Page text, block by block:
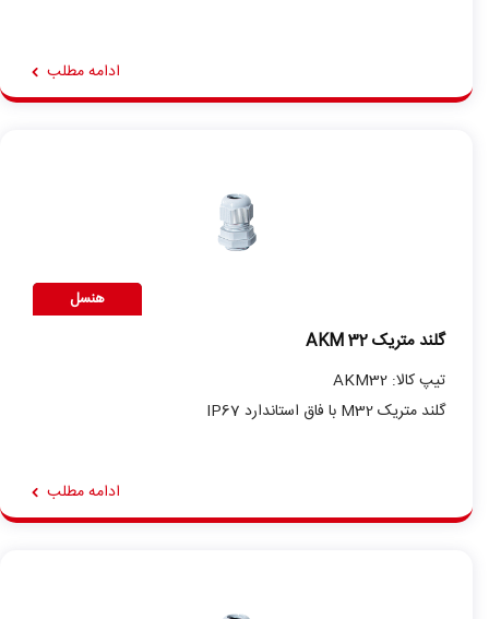
ادامه مطلب
هنسل
گلند متریک AKM 32
تیپ کالا: AKM32
گلند متریک M32 با فاق استاندارد IP67
ادامه مطلب